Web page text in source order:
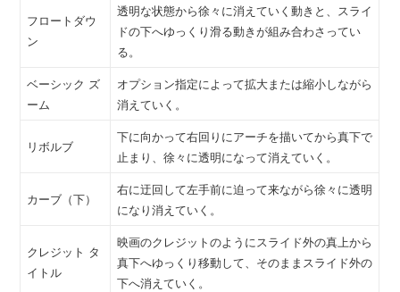
フロートダウ
ン
透明な状態から徐々に消えていく動きと、スライ
ドの下へゆっくり滑る動きが組み合わさってい
る。
ベーシック ズ
ーム
オプション指定によって拡大または縮小しながら
消えていく。
リボルブ
下に向かって右回りにアーチを描いてから真下で
止まり、徐々に透明になって消えていく。
カーブ（下）
右に迂回して左手前に迫って来ながら徐々に透明
になり消えていく。
クレジット タ
イトル
映画のクレジットのようにスライド外の真上から
真下へゆっくり移動して、そのままスライド外の
下へ消えていく。